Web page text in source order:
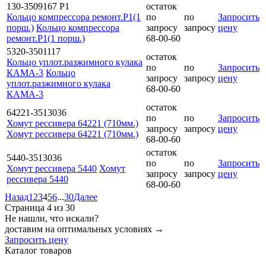
130-3509167 Р1
Кольцо компрессора ремонт.Р1(1
порш.) Кольцо компрессора
ремонт.Р1(1 порш.)
остаток
по
запросу
68-00-60
по
запросу
Запросить
цену
5320-3501117
Кольцо уплот.разжимного кулака
КАМА-3 Кольцо
уплот.разжимного кулака
КАМА-3
остаток
по
запросу
68-00-60
по
запросу
Запросить
цену
64221-3513036
Хомут рессивера 64221 (710мм.)
Хомут рессивера 64221 (710мм.)
остаток
по
запросу
68-00-60
по
запросу
Запросить
цену
5440-3513036
Хомут рессивера 5440 Хомут
рессивера 5440
остаток
по
запросу
68-00-60
по
запросу
Запросить
цену
Назад1 23456...30Далее
Страница 4 из 30
Не нашли, что искали?
доставим на оптимальных условиях →
Запросить цену
Каталог товаров